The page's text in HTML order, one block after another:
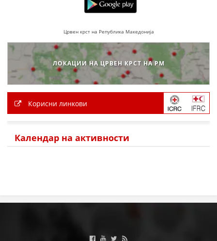
ФОРМУЛАРИ ЗА БАРАЊА
ЗДРАВСТВЕНО ПРЕВЕНТИВНА ДЕЈНОСТ
ПРВА ПОМОШ
КРВОДАРИТЕЛСТВО
ИНФОРМАЦИИ ЗА БОЛЕСТИ
МЕНАЏМЕНТ НА ВОЛОНТЕРИ
Црвен крст на Република Македонија
ЛОКАЦИИ НА ЦРВЕН КРСТ НА РМ
Корисни линкови
Календар на активности